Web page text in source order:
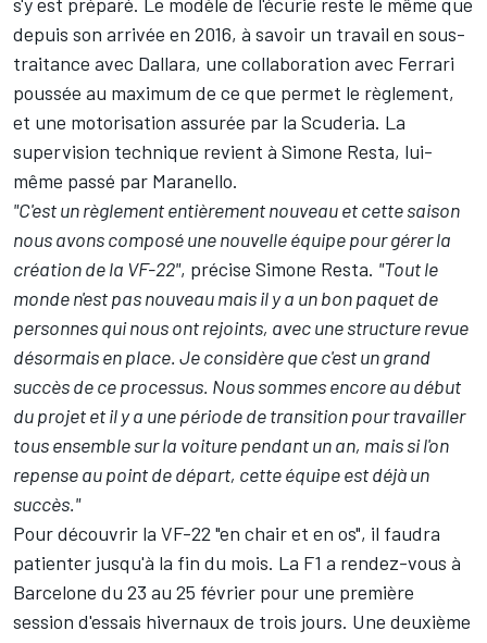
depuis son arrivée en 2016, à savoir un travail en sous-
traitance avec Dallara, une collaboration avec Ferrari
poussée au maximum de ce que permet le règlement,
et une motorisation assurée par la Scuderia. La
supervision technique revient à Simone Resta, lui-
même passé par Maranello.
"C'est un règlement entièrement nouveau et cette saison
nous avons composé une nouvelle équipe pour gérer la
création de la VF-22", précise Simone Resta. "Tout le
monde n'est pas nouveau mais il y a un bon paquet de
personnes qui nous ont rejoints, avec une structure revue
désormais en place. Je considère que c'est un grand
succès de ce processus. Nous sommes encore au début
du projet et il y a une période de transition pour travailler
tous ensemble sur la voiture pendant un an, mais si l'on
repense au point de départ, cette équipe est déjà un
succès."
Pour découvrir la VF-22 "en chair et en os", il faudra
patienter jusqu'à la fin du mois. La F1 a rendez-vous à
Barcelone du 23 au 25 février pour une première
session d'essais hivernaux de trois jours. Une deuxième